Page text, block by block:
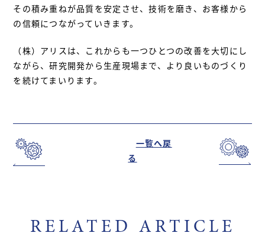
その積み重ねが品質を安定させ、技術を磨き、お客様から
の信頼につながっていきます。
（株）アリスは、これからも一つひとつの改善を大切にし
ながら、研究開発から生産現場まで、より良いものづくり
を続けてまいります。
一覧へ戻
る
RELATED ARTICLE